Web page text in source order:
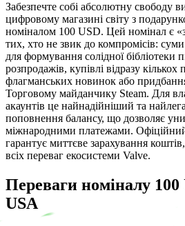
Забезпечте собі абсолютну свободу
цифровому магазині світу з
номіналом 100 USD. Цей номінал є
тих, хто не звик до компромісів:
для формування солідної бібліотеки
розпродажів, купівлі відразу кількох
флагманських новинок або
Торговому майданчику Steam. Для
акаунтів це найнадійніший та
поповнення балансу, що дозволяє
міжнародними платежами.
гарантує миттєве зарахування
всіх переваг екосистеми Valve.
Переваги номіналу 100
USA